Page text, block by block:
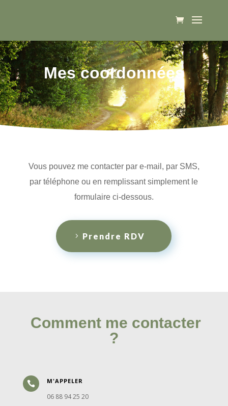
Mes coordonnées
Vous pouvez me contacter par e-mail, par SMS,
par téléphone ou en remplissant simplement le
formulaire ci-dessous.
Prendre RDV
Comment me contacter
?
 M'APPELER
06 88 94 25 20